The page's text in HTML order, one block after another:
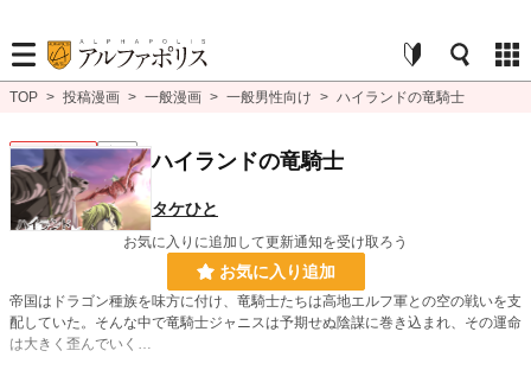
TOP > 投稿漫画 > 一般漫画 > 一般男性向け > ハイランドの竜騎士
一般男性向け 完結 ハイランドの竜騎士
タケひと
お気に入りに追加して更新通知を受け取ろう
お気に入り追加
帝国はドラゴン種族を味方に付け、竜騎士たちは高地エルフ軍との空の戦いを支
配していた。そんな中で竜騎士ジャニスは予期せぬ陰謀に巻き込まれ、その運命
は大きく歪んでいく…